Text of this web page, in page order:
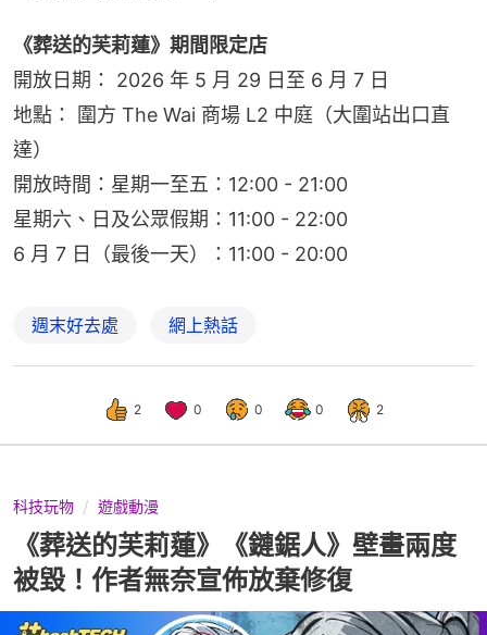
《葬送的芙莉蓮》期間限定店
開放日期： 2026 年 5 月 29 日至 6 月 7 日
地點： 圍方 The Wai 商場 L2 中庭（大圍站出口直
達）
開放時間：星期一至五：12:00 - 21:00
星期六、日及公眾假期：11:00 - 22:00
6 月 7 日（最後一天）：11:00 - 20:00
週末好去處 網上熱話
2 0 0 0 2
科技玩物 遊戲動漫
《葬送的芙莉蓮》《鏈鋸人》壁畫兩度
被毀！作者無奈宣佈放棄修復